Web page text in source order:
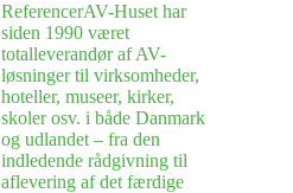
ReferencerAV-Huset har
siden 1990 været
totalleverandør af AV-
løsninger til virksomheder,
hoteller, museer, kirker,
skoler osv. i både Danmark
og udlandet – fra den
indledende rådgivning til
aflevering af det færdige